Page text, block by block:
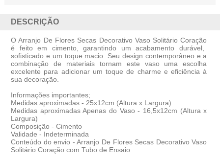
DESCRIÇÃO
OArranjo De Flores Secas Decorativo Vaso Solitário Coração
é feito em cimento, garantindo um acabamento durável,
sofisticado e um toque macio. Seu design contemporâneo e a
combinação de materiais tornam este vaso uma escolha
excelente para adicionar um toque de charme e eficiência à
sua decoração.
Informações importantes;
Medidas aproximadas - 25x12cm (Altura x Largura)
Medidas aproximadas Apenas do Vaso - 16,5x12cm (Altura x
Largura)
Composição- Cimento
Validade- Indeterminada
Conteúdo do envio - Arranjo De Flores Secas Decorativo Vaso
Solitário Coração com Tubo de Ensaio